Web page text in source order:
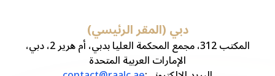
دبي (المقر الرئيسي)
المكتب 312، مجمع المحكمة العليا بدبي، أم هرير 2، دبي،
الإمارات العربية المتحدة